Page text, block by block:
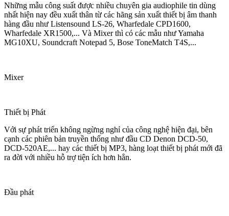
Những mẫu công suất được nhiều chuyên gia audiophile tin dùng
nhất hiện nay đều xuất thân từ các hãng sản xuất thiết bị âm thanh
hàng đầu như Listensound LS-26, Wharfedale CPD1600,
Wharfedale XR1500,... Và Mixer thì có các mẫu như Yamaha
MG10XU, Soundcraft Notepad 5, Bose ToneMatch T4S,...
Mixer
Thiết bị Phát
Với sự phát triển không ngừng nghỉ của công nghệ hiện đại, bên
cạnh các phiên bản truyền thống như đầu CD Denon DCD-50,
DCD-520AE,... hay các thiết bị MP3, hàng loạt thiết bị phát mới đã
ra đời với nhiều hỗ trợ tiện ích hơn hẳn.
Đầu phát